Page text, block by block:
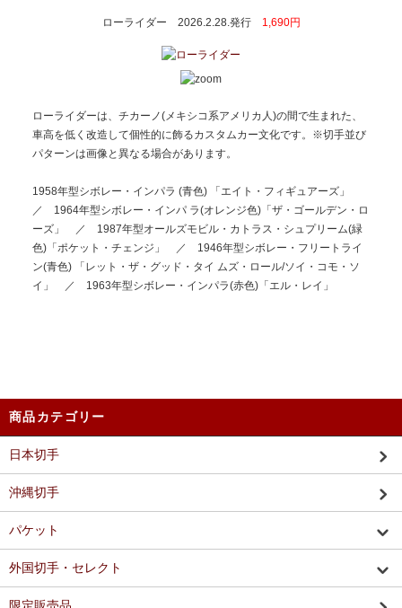
ローライダー 2026.2.28.発行 1,690円
ローライダーは、チカーノ(メキシコ系アメリカ人)の間で生まれた、
車高を低く改造して個性的に飾るカスタムカー文化です。※切手並び
パターンは画像と異なる場合があります。
1958年型シボレー・インパラ (青色) 「エイト・フィギュアーズ」
／ 1964年型シボレー・インパ ラ(オレンジ色)「ザ・ゴールデン・ロ
ーズ」 ／ 1987年型オールズモビル・カトラス・シュプリーム(緑
色)「ポケット・チェンジ」 ／ 1946年型シボレー・フリートライ
ン(青色) 「レット・ザ・グッド・タイ ムズ・ロール/ソイ・コモ・ソ
イ」 ／ 1963年型シボレー・インパラ(赤色)「エル・レイ」
商品カテゴリー
日本切手
沖縄切手
パケット
外国切手・セレクト